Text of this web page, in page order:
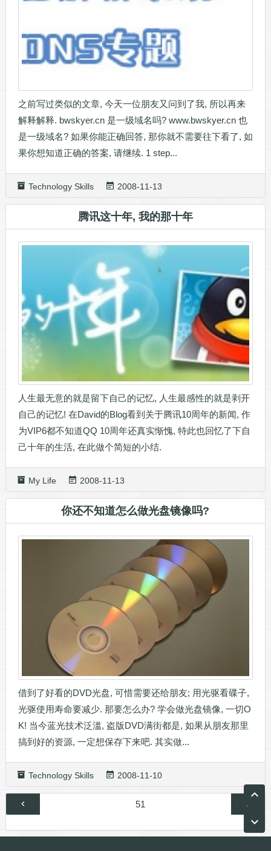
之前写过类似的文章, 今天一位朋友又问到了我, 所以再来
解释解释. bwskyer.cn 是一级域名吗? www.bwskyer.cn 也
是一级域名? 如果你能正确回答, 那你就不需要往下看了, 如
果你想知道正确的答案, 请继续. 1 step...
Technology Skills 2008-11-13
腾讯这十年, 我的那十年
人生最无意的就是留下自己的记忆, 人生最感性的就是剥开
自己的记忆! 在David的Blog看到关于腾讯10周年的新闻, 作
为VIP6都不知道QQ 10周年还真实惭愧, 特此也回忆了下自
己十年的生活, 在此做个简短的小结.
My Life 2008-11-13
你还不知道怎么做光盘镜像吗?
借到了好看的DVD光盘, 可惜需要还给朋友; 用光驱看碟子,
光驱使用寿命要减少. 那要怎么办? 学会做光盘镜像, 一切O
K! 当今蓝光技术泛滥, 盗版DVD满街都是, 如果从朋友那里
搞到好的资源, 一定想保存下来吧. 其实做...
Technology Skills 2008-11-10
章
分
第51